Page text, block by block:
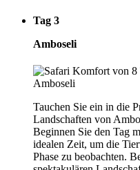
Tag 3
Amboseli
Tauchen Sie ein in die
Landschaften von
Beginnen Sie den Tag
idealen Zeit, um die
Phase zu beobachten.